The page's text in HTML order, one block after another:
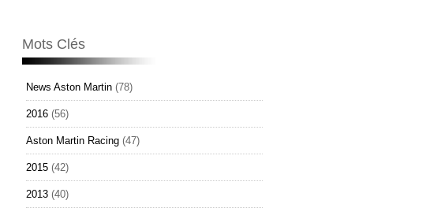
Mots Clés
News Aston Martin (78)
2016 (56)
Aston Martin Racing (47)
2015 (42)
2013 (40)